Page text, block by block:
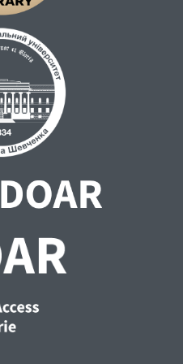
у сучасному
та заходи,
В статті
функціонування
механізму
законодавчої
механізмів
кіберзахисту
систему
поля. В
сформовано
на національному